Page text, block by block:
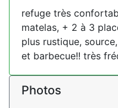
refuge très
matelas, + 2 à 3
plus rustique,
et barbecue!! très
Photos